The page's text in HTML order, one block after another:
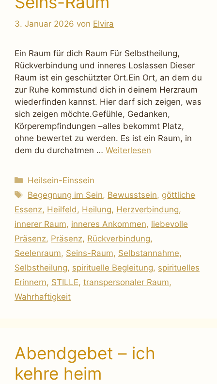
3. Januar 2026 von Elvira
Ein Raum für dich Raum Für Selbstheilung,
Rückverbindung und inneres Loslassen Dieser
Raum ist ein geschützter Ort.Ein Ort, an dem du
zur Ruhe kommstund dich in deinem Herzraum
wiederfinden kannst. Hier darf sich zeigen, was
sich zeigen möchte.Gefühle, Gedanken,
Körperempfindungen –alles bekommt Platz,
ohne bewertet zu werden. Es ist ein Raum, in
dem du durchatmen … Weiterlesen
Kategorien
Heilsein-Einssein
Schlagwörter
Begegnung im Sein, Bewusstsein, göttliche
Essenz, Heilfeld , Heilung, Herzverbindung,
innerer Raum, inneres Ankommen, liebevolle
Präsenz, Präsenz, Rückverbindung,
Seelenraum, Seins-Raum, Selbstannahme,
Selbstheilung, spirituelle Begleitung, spirituelles
Erinnern, STILLE, transpersonaler Raum,
Wahrhaftigkeit
Abendgebet – ich
kehre heim